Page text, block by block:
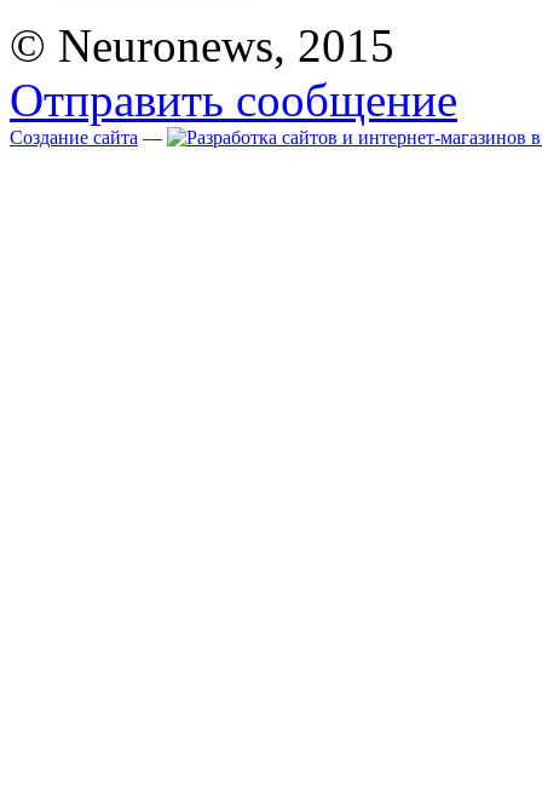
© Neuronews, 2015
Отправить сообщение
Создание сайта —